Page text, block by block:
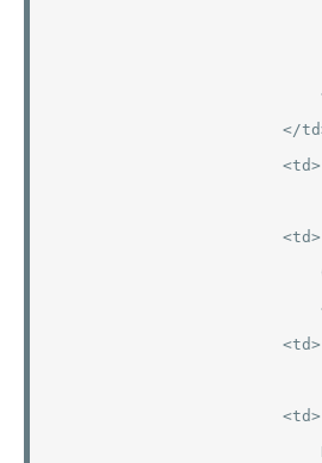
<option
<option
</
</
<td>
</
<td>
Current
<input
<td>
</
<td>
Resource